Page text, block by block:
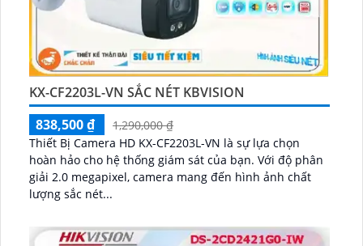
KX-CF2203L-VN SẮC NÉT KBVISION
838,500 ₫
1,290,000 ₫
Thiết Bị Camera HD KX-CF2203L-VN là sự lựa chọn
hoàn hảo cho hệ thống giám sát của bạn. Với độ phân
giải 2.0 megapixel, camera mang đến hình ảnh chất
lượng sắc nét...